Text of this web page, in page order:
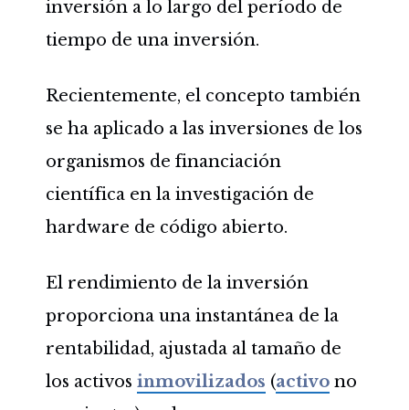
inversión a lo largo del período de
tiempo de una inversión.
Recientemente, el concepto también
se ha aplicado a las inversiones de los
organismos de financiación
científica en la investigación de
hardware de código abierto.
El rendimiento de la inversión
proporciona una instantánea de la
rentabilidad, ajustada al tamaño de
los activos inmovilizados (activono